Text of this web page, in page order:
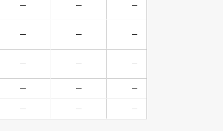
－ － －
－ － －
－ － －
－ － －
－ － －